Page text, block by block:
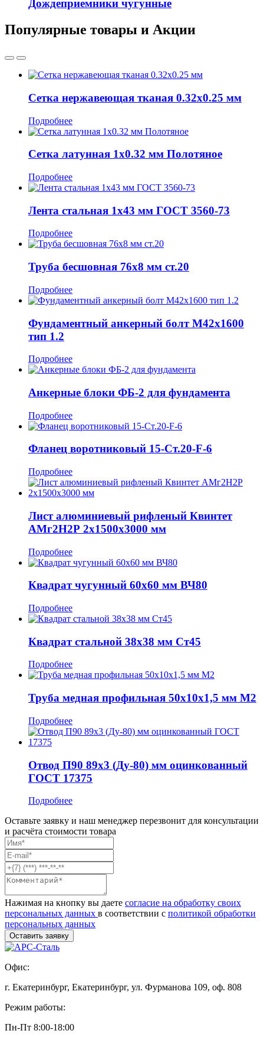
Дождеприемники чугунные
Популярные товары и Акции
Сетка нержавеющая тканая 0.32x0.25 мм
Подробнее
Сетка латунная 1x0.32 мм Полотяное
Подробнее
Лента стальная 1x43 мм ГОСТ 3560-73
Подробнее
Труба бесшовная 76x8 мм ст.20
Подробнее
Фундаментный анкерный болт М42x1600
тип 1.2
Подробнее
Анкерные блоки ФБ-2 для фундамента
Подробнее
Фланец воротниковый 15-Ст.20-F-6
Подробнее
Лист алюминиевый рифленый Квинтет
АМг2Н2Р 2x1500x3000 мм
Подробнее
Квадрат чугунный 60x60 мм ВЧ80
Подробнее
Квадрат стальной 38x38 мм Ст45
Подробнее
Труба медная профильная 50x10x1,5 мм М2
Подробнее
Отвод П90 89x3 (Ду-80) мм оцинкованный
ГОСТ 17375
Подробнее
Оставьте заявку и наш менеджер перезвонит для консультации
и расчёта стоимости товара
Нажимая на кнопку вы даете согласие на обработку своих
персональных данных в соответствии с политикой обработки
персональных данных
Офис:
г. Екатеринбург, Екатеринбург, ул. Фурманова 109, оф. 808
Режим работы:
Пн-Пт 8:00-18:00